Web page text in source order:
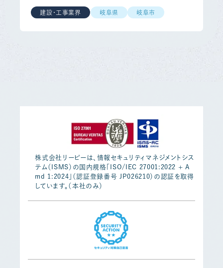
建設・工事業界 岐阜県 岐阜市
株式会社リーピーは、情報セキュリティマネジメントシス
テム（ISMS）の国内規格「ISO/IEC 27001:2022 + A
md 1:2024」（認証登録番号 JP026210）の認証を取得
しています。（本社のみ）